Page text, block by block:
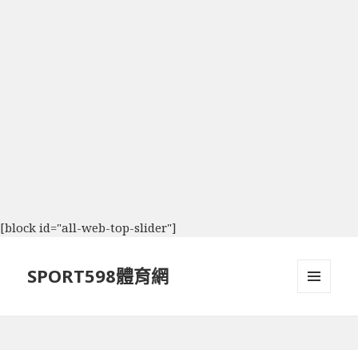
[block id="all-web-top-slider"]
SPORT598體育網